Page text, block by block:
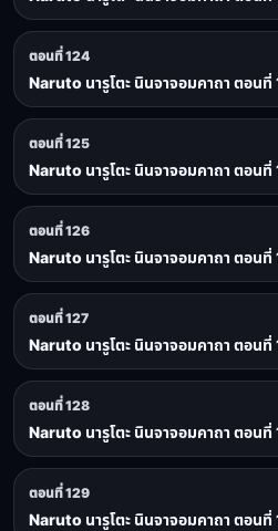
ตอนที่ 124
Naruto นารูโตะ นินจาจอมคาถา ตอนที่
ตอนที่ 125
Naruto นารูโตะ นินจาจอมคาถา ตอนที่
ตอนที่ 126
Naruto นารูโตะ นินจาจอมคาถา ตอนที่
ตอนที่ 127
Naruto นารูโตะ นินจาจอมคาถา ตอนที่
ตอนที่ 128
Naruto นารูโตะ นินจาจอมคาถา ตอนที่
ตอนที่ 129
Naruto นารูโตะ นินจาจอมคาถา ตอนที่